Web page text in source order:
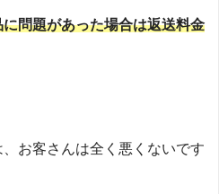
に問題があった場合は返送料金
お客さんは全く悪くないです